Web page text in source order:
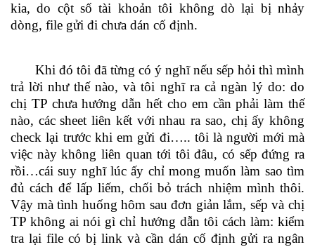
kia, do cột số tài khoản tôi không dò lại bị nhảy
dòng, file gửi đi chưa dán cố định.
Khi đó tôi đã từng có ý nghĩ nếu sếp hỏi thì mình
trả lời như thế nào, và tôi nghĩ ra cả ngàn lý do: do
chị TP chưa hướng dẫn hết cho em cần phải làm thế
nào, các sheet liên kết với nhau ra sao, chị ấy không
check lại trước khi em gửi đi….. tôi là người mới mà
việc này không liên quan tới tôi đâu, có sếp đứng ra
rồi…cái suy nghĩ lúc ấy chỉ mong muốn làm sao tìm
đủ cách để lấp liếm, chối bỏ trách nhiệm mình thôi.
Vậy mà tình huống hôm sau đơn giản lắm, sếp và chị
TP không ai nói gì chỉ hướng dẫn tôi cách làm: kiểm
tra lại file có bị link và cần dán cố định gửi ra ngân